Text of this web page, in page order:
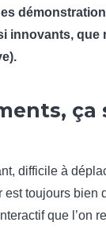
innovants, que
ça
difficile à
est toujours bien
que l’on